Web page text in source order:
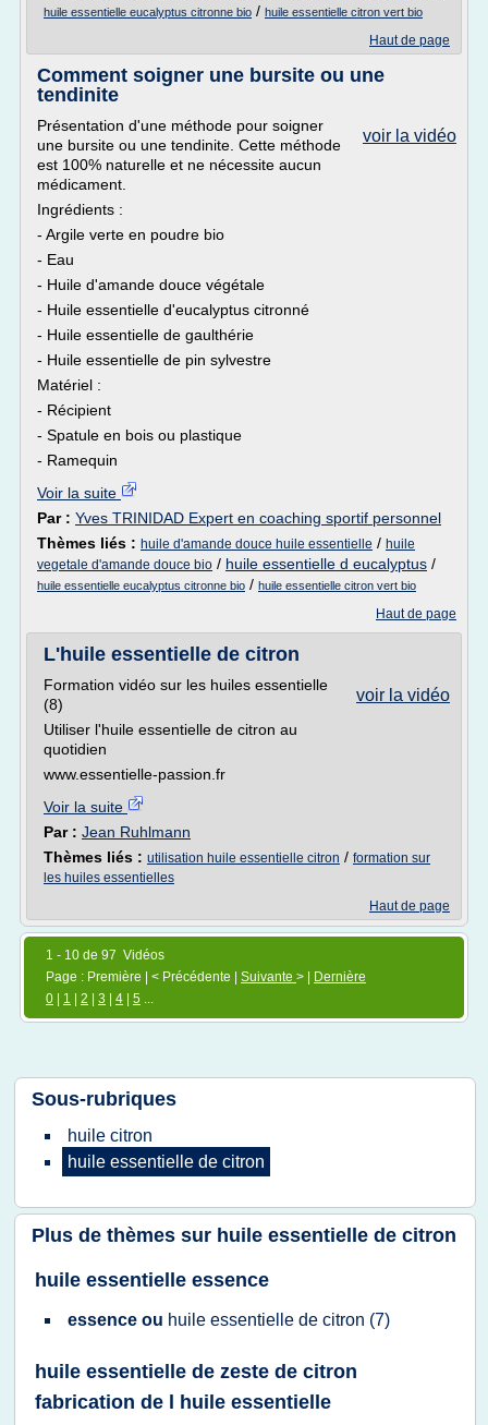
huile essentielle eucalyptus citronne bio / huile essentielle citron vert bio
Haut de page
Comment soigner une bursite ou une
tendinite
voir la vidéo
Présentation d'une méthode pour soigner
une bursite ou une tendinite. Cette méthode
est 100% naturelle et ne nécessite aucun
médicament.
Ingrédients :
- Argile verte en poudre bio
- Eau
- Huile d'amande douce végétale
- Huile essentielle d'eucalyptus citronné
- Huile essentielle de gaulthérie
- Huile essentielle de pin sylvestre
Matériel :
- Récipient
- Spatule en bois ou plastique
- Ramequin
Voir la suite
Par : Yves TRINIDAD Expert en coaching sportif personnel
Thèmes liés : huile d'amande douce huile essentielle / huile
vegetale d'amande douce bio / huile essentielle d eucalyptus /
huile essentielle eucalyptus citronne bio / huile essentielle citron vert bio
Haut de page
L'huile essentielle de citron
voir la vidéo
Formation vidéo sur les huiles essentielle
(8)
Utiliser l'huile essentielle de citron au
quotidien
www.essentielle-passion.fr
Voir la suite
Par : Jean Ruhlmann
Thèmes liés : utilisation huile essentielle citron / formation sur
les huiles essentielles
Haut de page
1 - 10 de 97 Vidéos
Page : Première | < Précédente | Suivante > |
Dernière
0
1 2 3 4 5 ...
Sous-rubriques
huile citron
huile essentielle de citron
Plus de thèmes sur huile essentielle de citron
huile essentielle essence
essence ou huile essentielle de citron (7)
huile essentielle de zeste de citron
fabrication de l huile essentielle